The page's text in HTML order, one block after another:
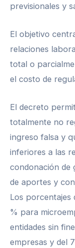
previsionales y
El objetivo
relaciones
total o
el costo de
El decreto
totalmente no
ingreso falsa y
inferiores a las
condonación de
de aportes y
Los porcentajes
% para
entidades sin
empresas y del